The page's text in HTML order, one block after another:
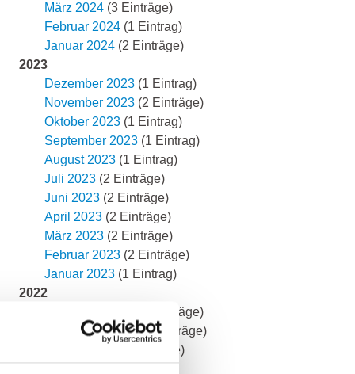
März 2024 (3 Einträge)
Februar 2024 (1 Eintrag)
Januar 2024 (2 Einträge)
2023
Dezember 2023 (1 Eintrag)
November 2023 (2 Einträge)
Oktober 2023 (1 Eintrag)
September 2023 (1 Eintrag)
August 2023 (1 Eintrag)
Juli 2023 (2 Einträge)
Juni 2023 (2 Einträge)
April 2023 (2 Einträge)
März 2023 (2 Einträge)
Februar 2023 (2 Einträge)
Januar 2023 (1 Eintrag)
2022
(3 Einträge)
September 2022(2 Einträge)
(2 Einträge)